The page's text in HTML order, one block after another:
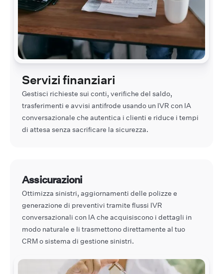
Servizi finanziari
Gestisci richieste sui conti, verifiche del saldo,
trasferimenti e avvisi antifrode usando un IVR con IA
conversazionale che autentica i clienti e riduce i tempi
di attesa senza sacrificare la sicurezza.
Assicurazioni
Ottimizza sinistri, aggiornamenti delle polizze e
generazione di preventivi tramite flussi IVR
conversazionali con IA che acquisiscono i dettagli in
modo naturale e li trasmettono direttamente al tuo
CRM o sistema di gestione sinistri.